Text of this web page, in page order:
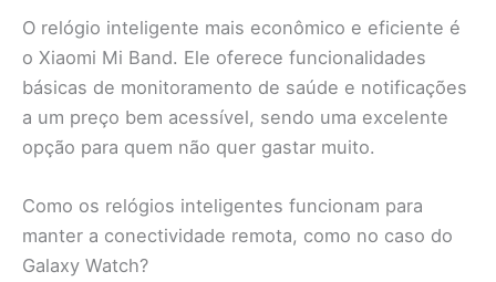
O relógio inteligente mais econômico e eficiente é
o Xiaomi Mi Band. Ele oferece funcionalidades
básicas de monitoramento de saúde e notificações
a um preço bem acessível, sendo uma excelente
opção para quem não quer gastar muito.
Como os relógios inteligentes funcionam para
manter a conectividade remota, como no caso do
Galaxy Watch?